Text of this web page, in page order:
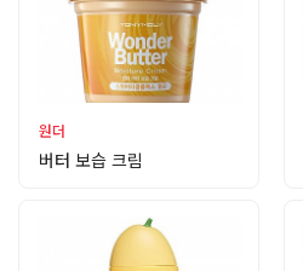
원더
버터 보습 크림